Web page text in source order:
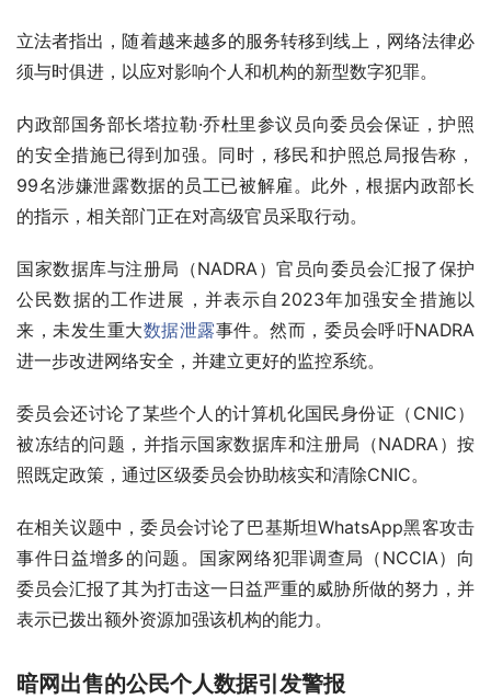
立法者指出，随着越来越多的服务转移到线上，网络法律必
须与时俱进，以应对影响个人和机构的新型数字犯罪。
内政部国务部长塔拉勒·乔杜里参议员向委员会保证，护照
的安全措施已得到加强。同时，移民和护照总局报告称，
99名涉嫌泄露数据的员工已被解雇。此外，根据内政部长
的指示，相关部门正在对高级官员采取行动。
国家数据库与注册局（NADRA）官员向委员会汇报了保护
公民数据的工作进展，并表示自2023年加强安全措施以
来，未发生重大数据泄露事件。然而，委员会呼吁NADRA
进一步改进网络安全，并建立更好的监控系统。
委员会还讨论了某些个人的计算机化国民身份证（CNIC）
被冻结的问题，并指示国家数据库和注册局（NADRA）按
照既定政策，通过区级委员会协助核实和清除CNIC。
在相关议题中，委员会讨论了巴基斯坦WhatsApp黑客攻击
事件日益增多的问题。国家网络犯罪调查局（NCCIA）向
委员会汇报了其为打击这一日益严重的威胁所做的努力，并
表示已拨出额外资源加强该机构的能力。
暗网出售的公民个人数据引发警报